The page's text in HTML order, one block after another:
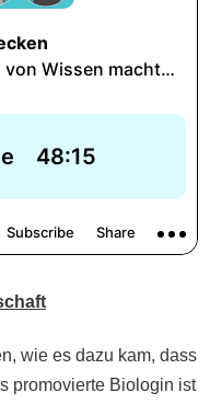
wie es dazu kam, dass
promovierte Biologin ist